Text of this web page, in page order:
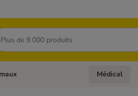
Chats Dérouler les
Médical